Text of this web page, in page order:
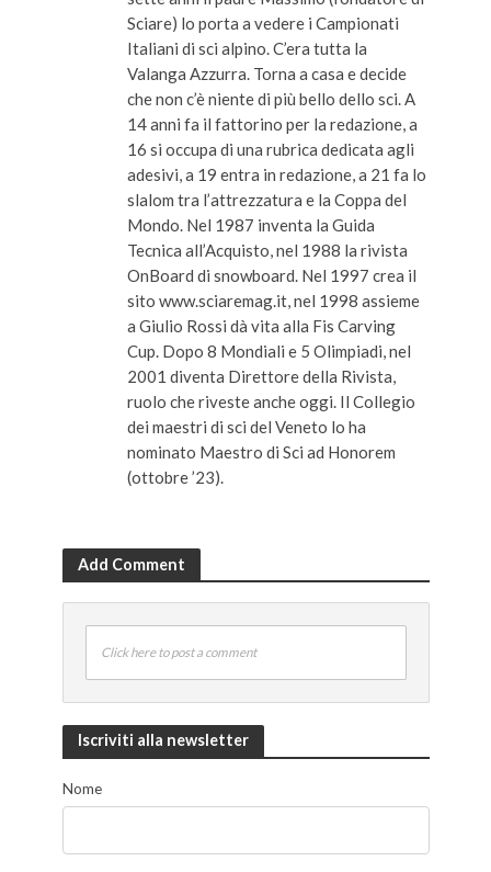
Sciare) lo porta a vedere i Campionati
Italiani di sci alpino. C’era tutta la
Valanga Azzurra. Torna a casa e decide
che non c’è niente di più bello dello sci. A
14 anni fa il fattorino per la redazione, a
16 si occupa di una rubrica dedicata agli
adesivi, a 19 entra in redazione, a 21 fa lo
slalom tra l’attrezzatura e la Coppa del
Mondo. Nel 1987 inventa la Guida
Tecnica all’Acquisto, nel 1988 la rivista
OnBoard di snowboard. Nel 1997 crea il
sito www.sciaremag.it, nel 1998 assieme
a Giulio Rossi dà vita alla Fis Carving
Cup. Dopo 8 Mondiali e 5 Olimpiadi, nel
2001 diventa Direttore della Rivista,
ruolo che riveste anche oggi. Il Collegio
dei maestri di sci del Veneto lo ha
nominato Maestro di Sci ad Honorem
(ottobre ’23).
Add Comment
Click here to post a comment
Iscriviti alla newsletter
Nome